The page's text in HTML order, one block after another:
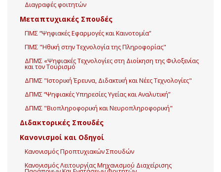
Διαγραφές φοιτητών
Μεταπτυχιακές Σπουδές
ΠΜΣ “Ψηφιακές Εφαρμογές και Καινοτομία”
ΠΜΣ "Ηθική στην Τεχνολογία της Πληροφορίας"
ΔΠΜΣ «Ψηφιακές Τεχνολογίες στη Διοίκηση της Φιλοξενίας
και τον Τουρισμό
ΔΠΜΣ "Ιστορική Έρευνα, Διδακτική και Νέες Τεχνολογίες"
ΔΠΜΣ “Ψηφιακές Υπηρεσίες Υγείας και Αναλυτική”
ΔΠΜΣ "Βιοπληροφορική και Νευροπληροφορική"
Διδακτορικές Σπουδές
Κανονισμοί και Οδηγοί
Κανονισμός Προπτυχιακών Σπουδών
Κανονισμός Λειτουργίας Μηχανισμού Διαχείρισης